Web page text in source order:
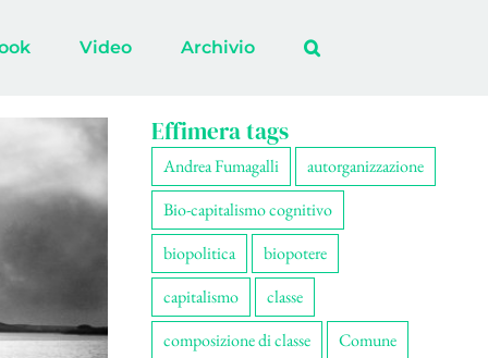
Video Archivio
Effimera tags
Andrea Fumagalli
autorganizzazione
Bio-capitalismo cognitivo
biopolitica
biopotere
capitalismo
classe
composizione di classe
Comune